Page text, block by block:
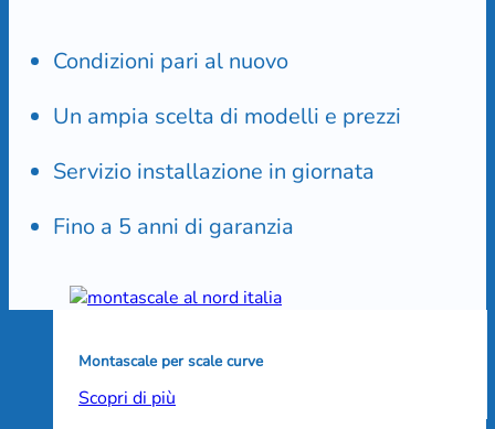
Montascale per scale curve
Scopri di più
Condizioni pari al nuovo
Un ampia scelta di modelli e prezzi
Servizio installazione in giornata
Fino a 5 anni di garanzia